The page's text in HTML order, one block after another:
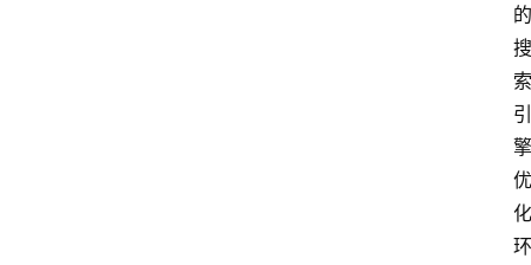
的
搜
索
引
擎
优
化
环